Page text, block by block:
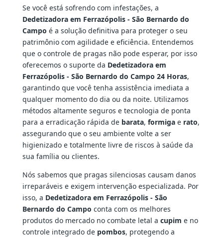
Se você está sofrendo com infestações, a
Dedetizadora em Ferrazópolis - São Bernardo do
Campo é a solução definitiva para proteger o seu
patrimônio com agilidade e eficiência. Entendemos
que o controle de pragas não pode esperar, por isso
oferecemos o suporte da Dedetizadora em
Ferrazópolis - São Bernardo do Campo 24 Horas,
garantindo que você tenha assistência imediata a
qualquer momento do dia ou da noite. Utilizamos
métodos altamente seguros e tecnologia de ponta
para a erradicação rápida de barata, formigae rato,
assegurando que o seu ambiente volte a ser
higienizado e totalmente livre de riscos à saúde da
sua família ou clientes.
Nós sabemos que pragas silenciosas causam danos
irreparáveis e exigem intervenção especializada. Por
isso, a Dedetizadora em Ferrazópolis - São
Bernardo do Campo conta com os melhores
produtos do mercado no combate letal a cupim e no
controle integrado de pombos, protegendo a